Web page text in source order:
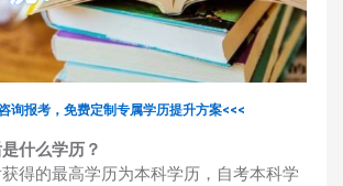
询报考，免费定制专属学历提升方案<<<
什么学历？
得的最高学历为本科学历，自考本科学